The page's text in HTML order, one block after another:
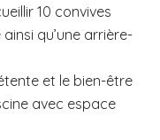
10 convives
qu’une arrière-
et le bien-être
avec espace